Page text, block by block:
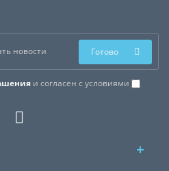
и согласен с условиями
Готово